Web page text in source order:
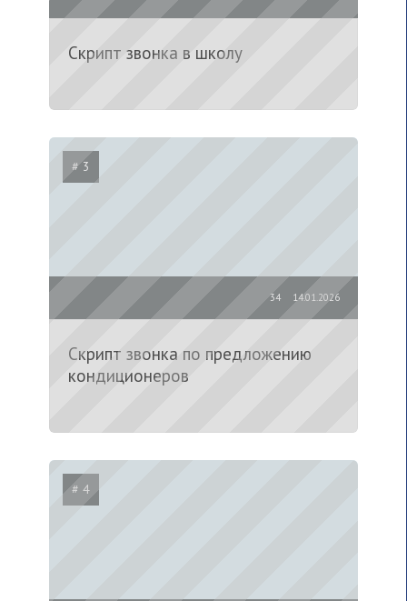
Скрипт звонка в школу
# 3
14.01.2026
34
Скрипт звонка по предложению
кондиционеров
# 4